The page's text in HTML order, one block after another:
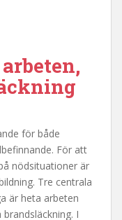
för både
För att
nödsituationer är
Tre centrala
är heta arbeten
I